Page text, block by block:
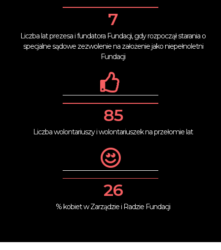
8
Liczba lat prezesa i fundatora Fundacji, gdy rozpoczął starania o
specjalne sądowe zezwolenie na założenie jako niepełnoletni
Fundacji
90
Liczba wolontariuszy i wolontariuszek na przełomie lat
27
% kobiet w Zarządzie i Radzie Fundacji